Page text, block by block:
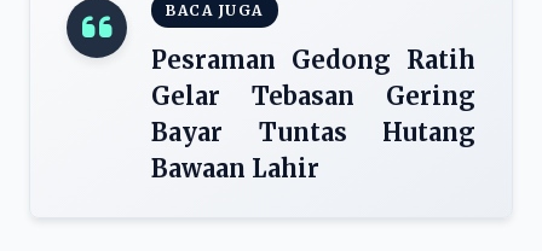
BACA JUGA
Pesraman Gedong Ratih
Gelar Tebasan Gering
Bayar Tuntas Hutang
Bawaan Lahir